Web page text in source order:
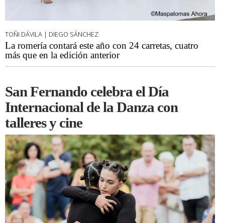
TOÑI DÁVILA | DIEGO SÁNCHEZ
La romería contará este año con 24 carretas, cuatro
más que en la edición anterior
San Fernando celebra el Día
Internacional de la Danza con
talleres y cine